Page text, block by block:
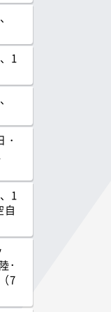
1
1
自
･
7